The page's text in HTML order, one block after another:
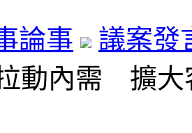
論事
議案發
動內需 擴大